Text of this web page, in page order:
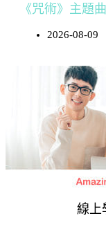
《咒術》主題
2026-08-09
線上